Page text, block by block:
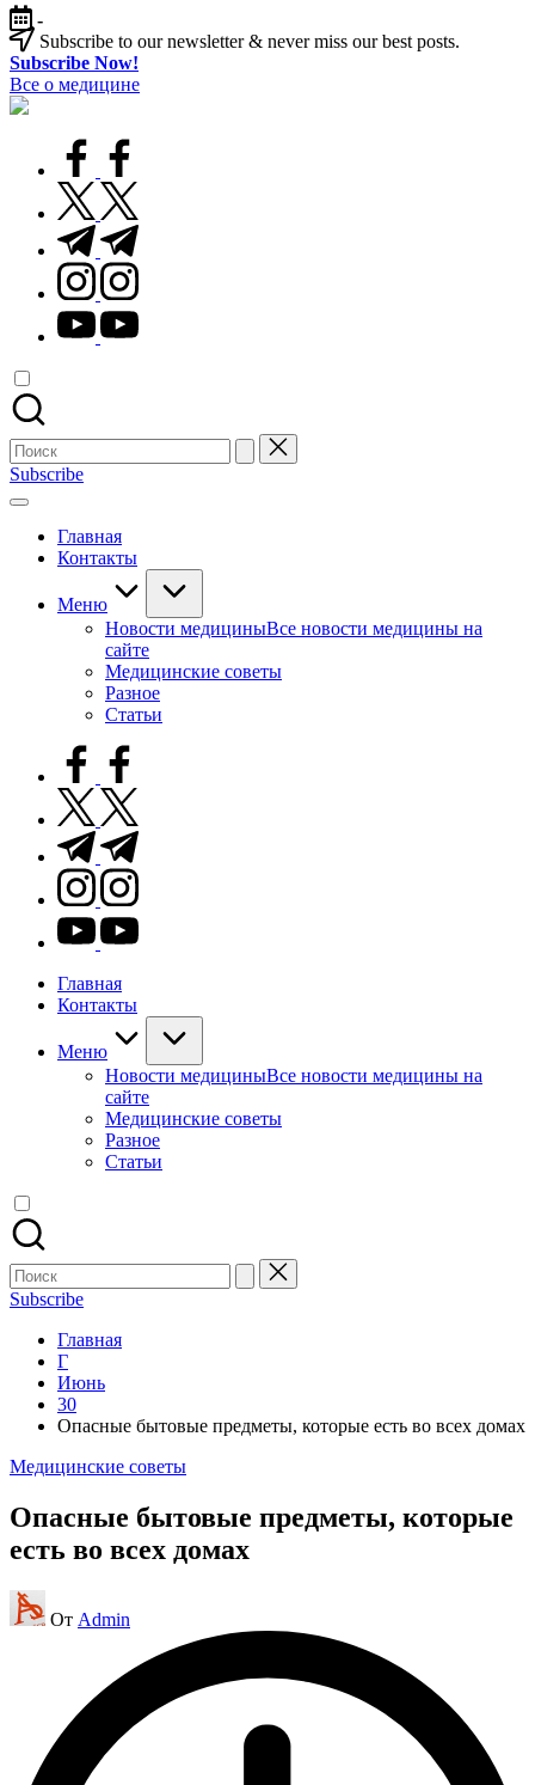
Перейти
к
содержимому
-
Subscribe to our newsletter & never miss our best posts.
Subscribe Now!
Все о медицине
Лечитесь
facebook.com
twitter.com
t.me
instagram.com
youtube.com
Поиск
для:
Subscribe
Главная
Контакты
Меню
Новости медициныВсе новости медицины на
сайте
Медицинские советы
Разное
Статьи
facebook.com
twitter.com
t.me
instagram.com
youtube.com
Главная
Контакты
Меню
Новости медициныВсе новости медицины на
сайте
Медицинские советы
Разное
Статьи
Поиск
для:
Subscribe
Главная
Г
Июнь
30
Опасные бытовые предметы, которые есть во всех домах
Опубликовано
Медицинские советы
Опасные бытовые предметы, которые
есть во всех домах
Запись
от
От Admin